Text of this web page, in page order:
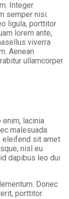
Integer
semper nisi.
ligula, porttitor
lorem ante,
viverra
Aenean
ullamcorper
lacinia
malesuada
eleifend sit amet
nisl eu
dapibus leo dui
Donec
porttitor.